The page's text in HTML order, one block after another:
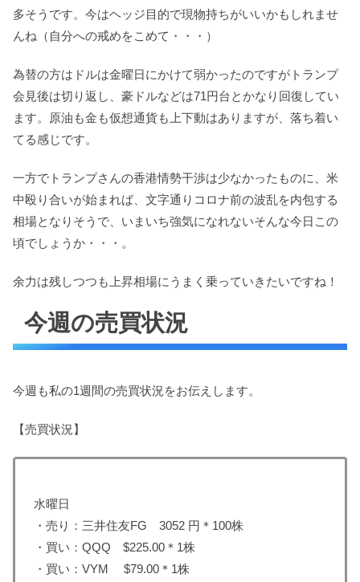
多そうです。今はヘッジ目的で現物持ちがいいかもしれませ
んね（自分への戒めをこめて・・・）
為替の方はドルは金曜日にかけて弱かったのですがトランプ
会見後は切り返し、豪ドルなどは71円台とかなり回復してい
ます。原油も金も仮想通貨も上下動はありますが、落ち着い
てる感じです。
一方でトランプさんの香港情勢干渉は少なかったものに、米
中殴り合いが始まれば、文字通りコロナ前の波乱を内包する
相場となりそうで、いまいち強気になれないそんな今日この
頃でしょうか・・・。
余力は残しつつも上昇相場にうまく乗っていきたいですね！
今週の売買状況
今週も私の1週間の売買状況をお伝えします。
【売買状況】
水曜日
・売り：三井住友FG 3052 円＊100株
・買い：QQQ $225.00＊1株
・買い：VYM $79.00＊1株